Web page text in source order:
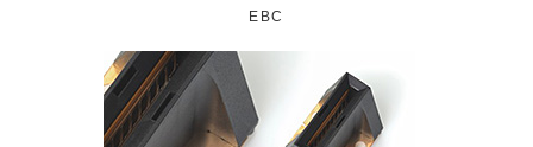
EBC